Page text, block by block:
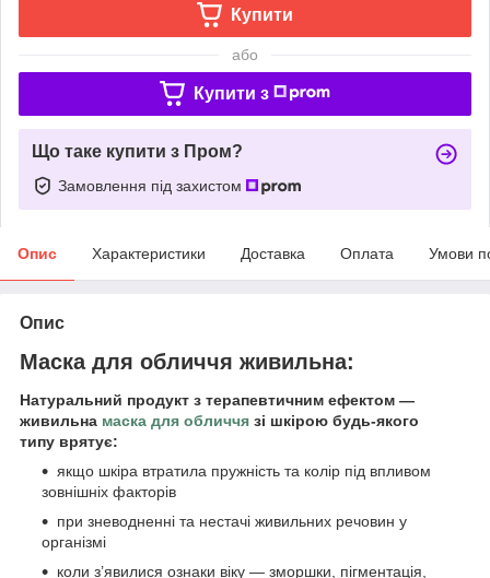
Купити
або
Купити з
Що таке купити з Пром?
Замовлення під захистом
Опис Характеристики Доставка Оплата Умови
Опис
Маска для обличчя живильна:
Натуральний продукт з терапевтичним ефектом —
живильна маска для обличчя зі шкірою будь-якого
типу врятує:
якщо шкіра втратила пружність та колір під впливом
зовнішніх факторів
при зневодненні та нестачі живильних речовин у
організмі
коли з’явилися ознаки віку — зморшки, пігментація,